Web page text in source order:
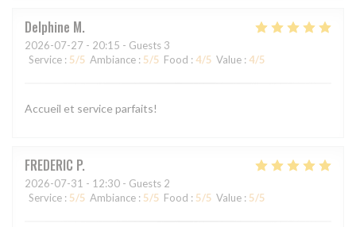
Delphine M
2026-07-27 - 20:15 - Guests 3
Service : 5/5 Ambiance : 5/5 Food : 4/5 Value : 4/5
Accueil et service parfaits!
FREDERIC P
2026-07-31 - 12:30 - Guests 2
Service : 5/5 Ambiance : 5/5 Food : 5/5 Value : 5/5